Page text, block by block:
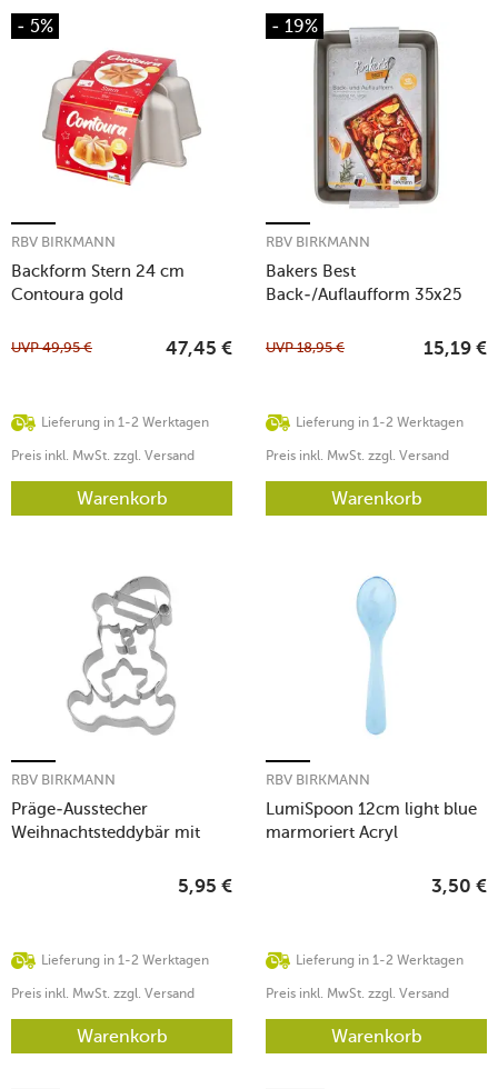
- 5%
Backform Stern 24 cm
Contoura gold
RBV BIRKMANN
Lieferung in 1-2 Werktagen
UVP49,95 € 47,45 €
Preis inkl. MwSt. zzgl. Versand
Warenkorb
- 19%
Bakers Best
Back-/Auflaufform 35x25
RBV BIRKMANN
Lieferung in 1-2 Werktagen
UVP18,95 € 15,19 €
Preis inkl. MwSt. zzgl. Versand
Warenkorb
Präge-Ausstecher
Weihnachtsteddybär mit
RBV BIRKMANN
Lieferung in 1-2 Werktagen
5,95 €
Preis inkl. MwSt. zzgl. Versand
Warenkorb
LumiSpoon 12cm light blue
marmoriert Acryl
RBV BIRKMANN
Lieferung in 1-2 Werktagen
3,50 €
Preis inkl. MwSt. zzgl. Versand
Warenkorb